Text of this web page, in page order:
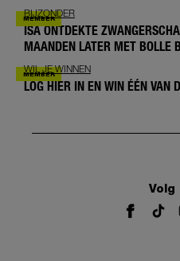
BIJZONDER
ISA ONTDEKTE
MAANDEN LATER MET BOLLE
WIL JE WINNEN
LOG HIER IN EN WIN ÉÉN VAN
Volg